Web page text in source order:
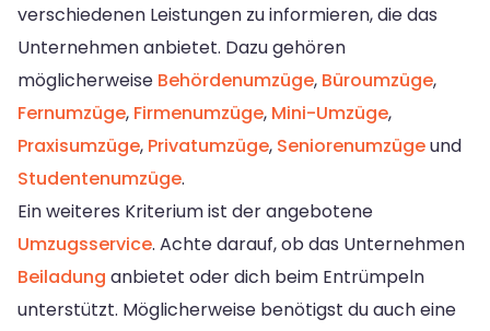
verschiedenen Leistungen zu informieren, die das
Unternehmen anbietet. Dazu gehören
möglicherweise Behördenumzüge, Büroumzüge,
Fernumzüge, Firmenumzüge, Mini-Umzüge,
Praxisumzüge, Privatumzüge, Seniorenumzügeund
Studentenumzüge.
Ein weiteres Kriterium ist der angebotene
Umzugsservice. Achte darauf, ob das Unternehmen
Beiladung anbietet oder dich beim Entrümpeln
unterstützt. Möglicherweise benötigst du auch eine